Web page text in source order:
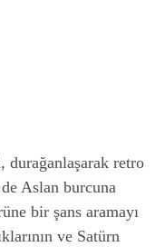
durağanlaşarak retro
Aslan burcuna
bir şans aramayı
ve Satürn